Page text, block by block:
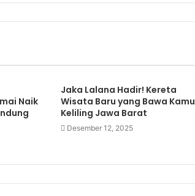
Naik
Jaka Lalana Hadir! Kereta
Wisata Baru yang Bawa Kamu
Keliling Jawa Barat
Desember 12, 2025